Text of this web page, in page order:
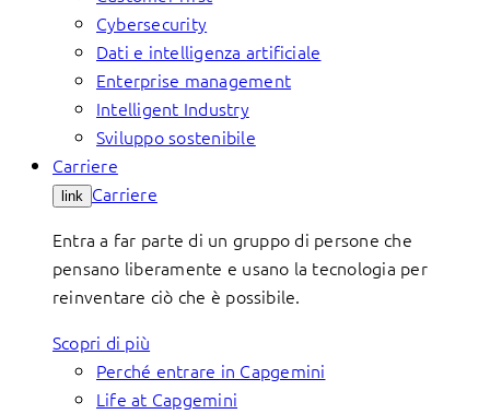
Cybersecurity
Dati e intelligenza artificiale
Enterprise management
Intelligent Industry
Sviluppo sostenibile
Carriere
link Carriere
Entra a far parte di un gruppo di persone che
pensano liberamente e usano la tecnologia per
reinventare ciò che è possibile.
Scopri di più
Perché entrare in Capgemini
Life at Capgemini